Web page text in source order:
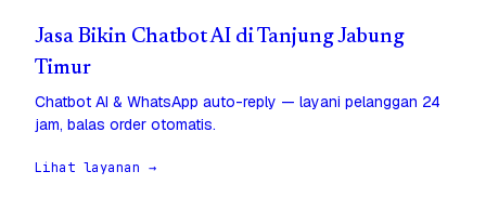
Jasa Bikin Chatbot AI di Tanjung Jabung
Timur
Chatbot AI & WhatsApp auto-reply — layani pelanggan 24
jam, balas order otomatis.
Lihat layanan →